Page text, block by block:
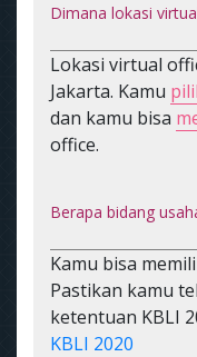
Dimana lokasi
Lokasi virtual
Jakarta. Kamu
dan kamu bisa
office.
Berapa bidang
Kamu bisa
Pastikan kamu
ketentuan KBLI
KBLI 2020